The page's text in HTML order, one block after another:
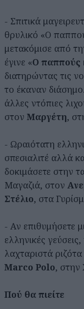
- Σπιτικά
θρυλικό «Ο
μετακόμισε από
έγινε «Ο παππούς
διατηρώντας τις
το έκαναν
άλλες ντόπιες
στον Μαργέτη,
- Ωραιότατη
σπεσιαλιτέ αλλά
δοκιμάσετε στην
Μαγαζιά, στον
Στέλιο, στα
- Αν επιθυμήσετε
ελληνικές
λαχταριστά
Marco Polo,
Πού θα πιείτε